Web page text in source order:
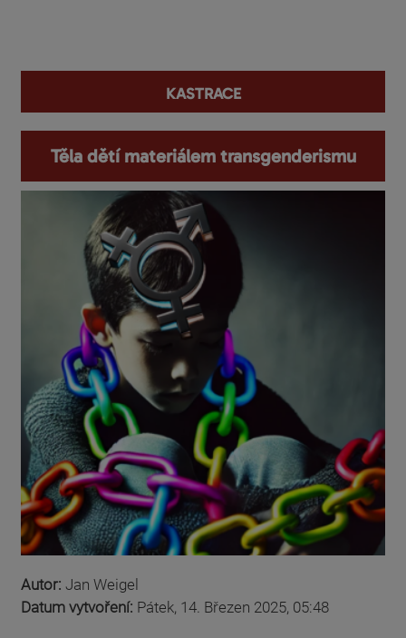
kastrace
Těla dětí materiálem transgenderismu
Autor: Jan Weigel
Datum vytvoření: Pátek, 14. Březen 2025, 05:48